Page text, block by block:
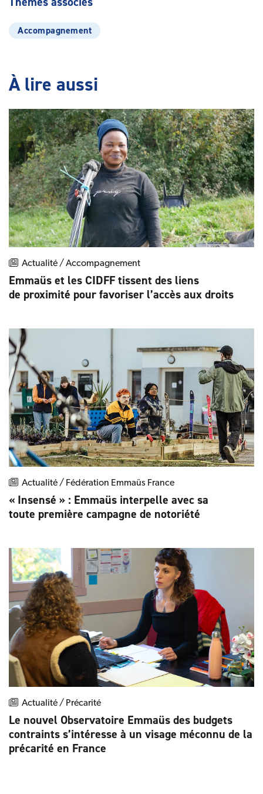
Accompagnement
À lire aussi
Actualité / Accompagnement
Emmaüs et les CIDFF tissent des liens
de proximité pour favoriser l’accès aux droits
Actualité / Fédération Emmaüs France
« Insensé » : Emmaüs interpelle avec sa
toute première campagne de notoriété
Actualité / Précarité
Le nouvel Observatoire Emmaüs des budgets
contraints s’intéresse à un visage méconnu de la
précarité en France